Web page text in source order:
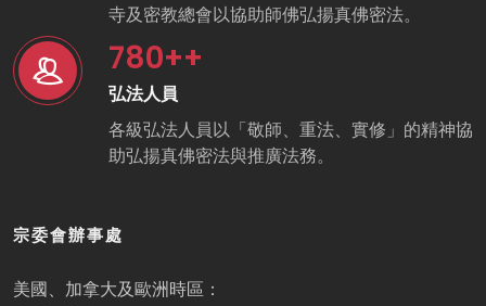
寺及密教總會以協助師佛弘揚真佛密法。
780++
弘法人員
各級弘法人員以「敬師、重法、實修」的精神協
助弘揚真佛密法與推廣法務。
宗委會辦事處
美國、加拿大及歐洲時區：